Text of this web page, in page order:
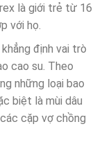
là giới trẻ từ 16
với họ.
định vai trò
cao su. Theo
những loại bao
biệt là mùi dâu
cặp vợ chồng